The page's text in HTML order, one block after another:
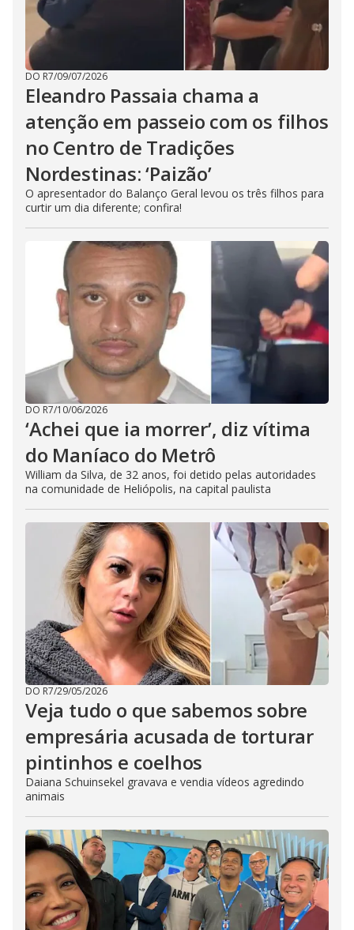
DO R7/09/07/2026
Eleandro Passaia chama a
atenção em passeio com os filhos
no Centro de Tradições
Nordestinas: ‘Paizão’
O apresentador do Balanço Geral levou os três filhos para
curtir um dia diferente; confira!
DO R7/10/06/2026
‘Achei que ia morrer’, diz vítima
do Maníaco do Metrô
William da Silva, de 32 anos, foi detido pelas autoridades
na comunidade de Heliópolis, na capital paulista
DO R7/29/05/2026
Veja tudo o que sabemos sobre
empresária acusada de torturar
pintinhos e coelhos
Daiana Schuinsekel gravava e vendia vídeos agredindo
animais